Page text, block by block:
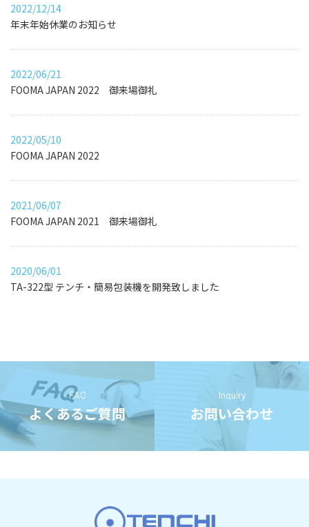
2022/12/14
年末年始休業のお知らせ
2022/06/21
FOOMA JAPAN 2022 御来場御礼
2022/05/10
FOOMA JAPAN 2022
2021/06/07
FOOMA JAPAN 2021 御来場御礼
2020/06/01
TA-322型 テンチ・簡易包装機を開発致しました
FAQ
よくあるご質問
Inquiry
お問い合わせ